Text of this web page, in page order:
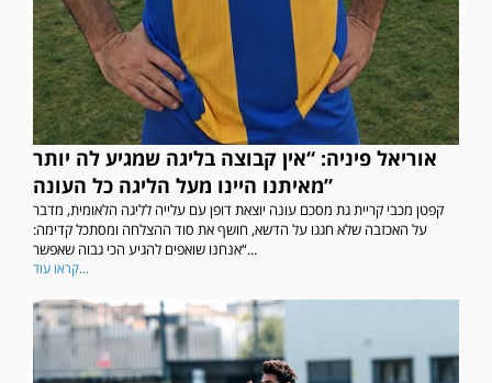
אוריאל פיניה: “אין קבוצה בליגה שמגיע לה יותר
מאיתנו היינו מעל הליגה כל העונה”
קפטן מכבי קריית גת מסכם עונה יוצאת דופן עם עלייה לליגה הלאומית, מדבר
על האכזבה שלא חגגו על הדשא, חושף את סוד ההצלחה ומסתכל קדימה:
“אנחנו שואפים להגיע הכי גבוה שאפשר...
קראו עוד...